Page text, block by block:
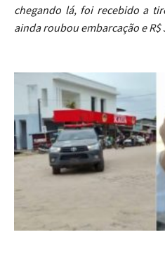
chegando lá, foi recebido a
ainda roubou embarcação e R$